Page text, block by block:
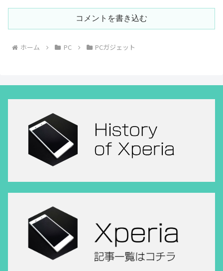
コメントを書き込む
ホーム PC PCガジェット